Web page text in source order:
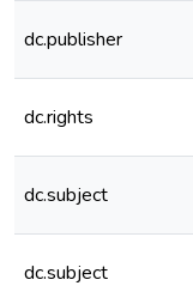
dc.publisher
dc.rights
dc.subject
dc.subject